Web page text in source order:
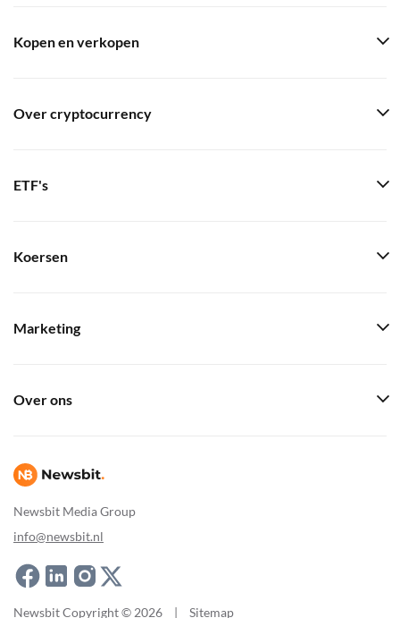
Newsbit Media Group
info@newsbit.nl
Kopen en verkopen
Over cryptocurrency
ETF's
Koersen
Marketing
Over ons
Newsbit Copyright © 2026 | Sitemap